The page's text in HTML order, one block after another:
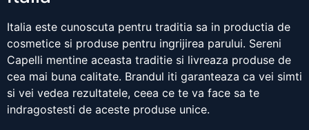
Italia este cunoscuta pentru traditia sa in productia de
cosmetice si produse pentru ingrijirea parului. Sereni
Capelli mentine aceasta traditie si livreaza produse de
cea mai buna calitate. Brandul iti garanteaza ca vei simti
si vei vedea rezultatele, ceea ce te va face sa te
indragostesti de aceste produse unice.